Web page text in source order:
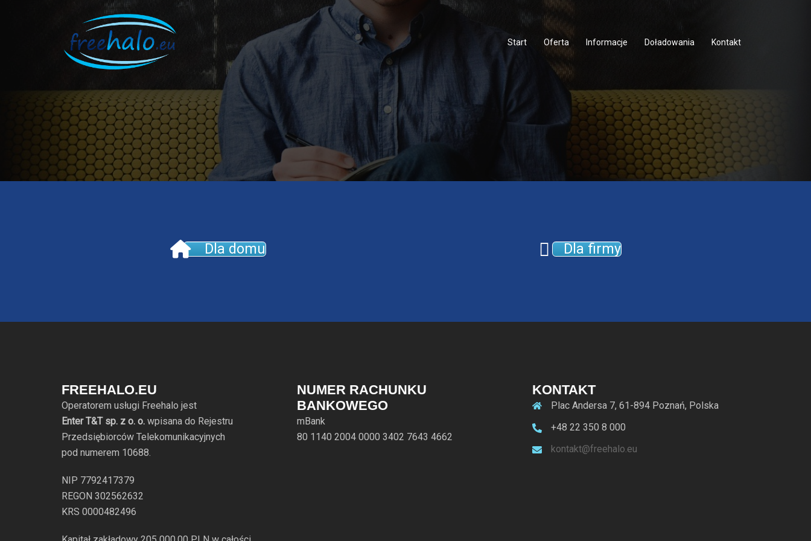
Start Oferta Informacje Doładowania Kontakt
Dla domu Dla firmy
FREEHALO.EU
Operatorem usługi Freehalo jest
Enter T&T sp. z o. o. wpisana do Rejestru
Przedsiębiorców Telekomunikacyjnych
pod numerem 10688.
NIP 7792417379
REGON 302562632
KRS 0000482496
NUMER RACHUNKU
BANKOWEGO
mBank
80 1140 2004 0000 3402 7643 4662
KONTAKT
Plac Andersa 7, 61-894 Poznań, Polska
+48 22 350 8 000
kontakt@freehalo.eu